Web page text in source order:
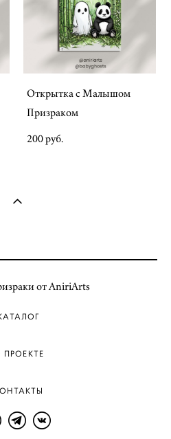
Открытка с Малышом
Призраком
200 pуб.
от AniriArts
ПРОЕКТЕ